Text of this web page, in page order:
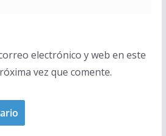
electrónico y web en este
vez que comente.